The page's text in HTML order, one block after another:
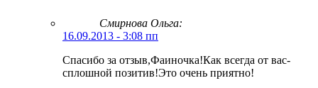
Смирнова Ольга:
16.09.2013 - 3:08 пп
Спасибо за отзыв,Фаиночка!Как всегда от вас-
сплошной позитив!Это очень приятно!